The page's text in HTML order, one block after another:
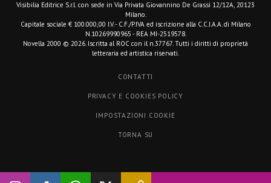
Visibilia Editrice S.r.l. con sede in Via Privata Giovannino De Grassi 12/12A, 20123
Milano.
Capitale sociale € 100.000,00 I.V. - C.F./P.IVA ed iscrizione alla C.C.I.A.A. di Milano
N.10269990965 - REA MI-2519578.
Novella 2000 © 2026. Iscritta al ROC con il n.37767. Tutti i diritti di proprietà
letteraria ed artistica riservati.
CONTATTI
PRIVACY E COOKIES POLICY
IMPOSTAZIONI COOKIE
TORNA SU